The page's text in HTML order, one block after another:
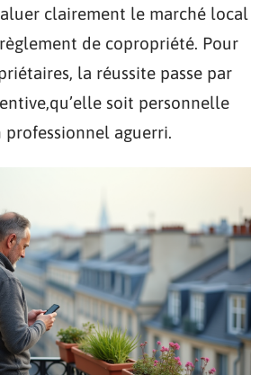
clairement le marché local
de copropriété. Pour
la réussite passe par
soit personnelle
professionnel aguerri.